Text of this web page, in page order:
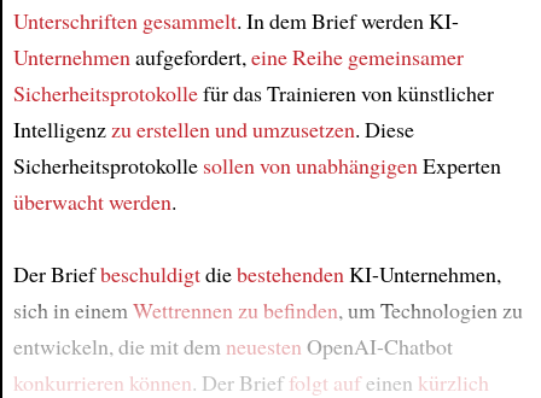
Unterschriften gesammelt. In dem Brief werden KI-
Unternehmen aufgefordert, eine Reihe gemeinsamer
Sicherheitsprotokollefür das Trainieren von künstlicher
Intelligenz zu erstellen und umzusetzen. Diese
Sicherheitsprotokolle sollen von unabhängigen Experten
überwacht werden.
Der Briefbeschuldigtdiebestehenden KI-Unternehmen,
sich in einem Wettrennen zu befinden, um Technologien zu
entwickeln, die mit dem neuesten OpenAI-Chatbot
konkurrieren können. Der Brieffolgt aufeinen kürzlich